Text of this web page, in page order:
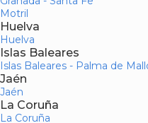
Motril
Huelva
Huelva
Islas Baleares
Islas Baleares - Palma de
Jaén
Jaén
La Coruña
La Coruña